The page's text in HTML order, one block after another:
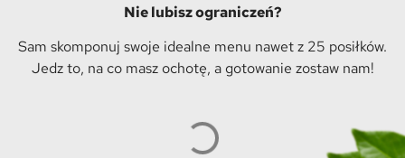
Nie lubisz ograniczeń?
Sam skomponuj swoje idealne menu nawet z 25 posiłków.
Jedz to, na co masz ochotę, a gotowanie zostaw nam!